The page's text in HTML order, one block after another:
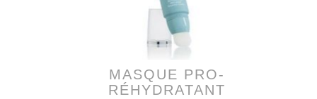
MASQUE PRO-
RÉHYDRATANT